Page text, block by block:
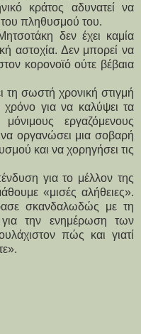
κράτος αδυνατεί να
πληθυσμού του.
δεν έχει καμία
αστοχία. Δεν μπορεί να
κορονοϊό ούτε βέβαια
τη σωστή χρονική στιγμή
για να καλύψει τα
εργαζόμενους
οργανώσει μια σοβαρή
και να χορηγήσει τις
για το μέλλον της
«μισές αλήθειες».
σκανδαλωδώς με τη
την ενημέρωση των
πώς και γιατί